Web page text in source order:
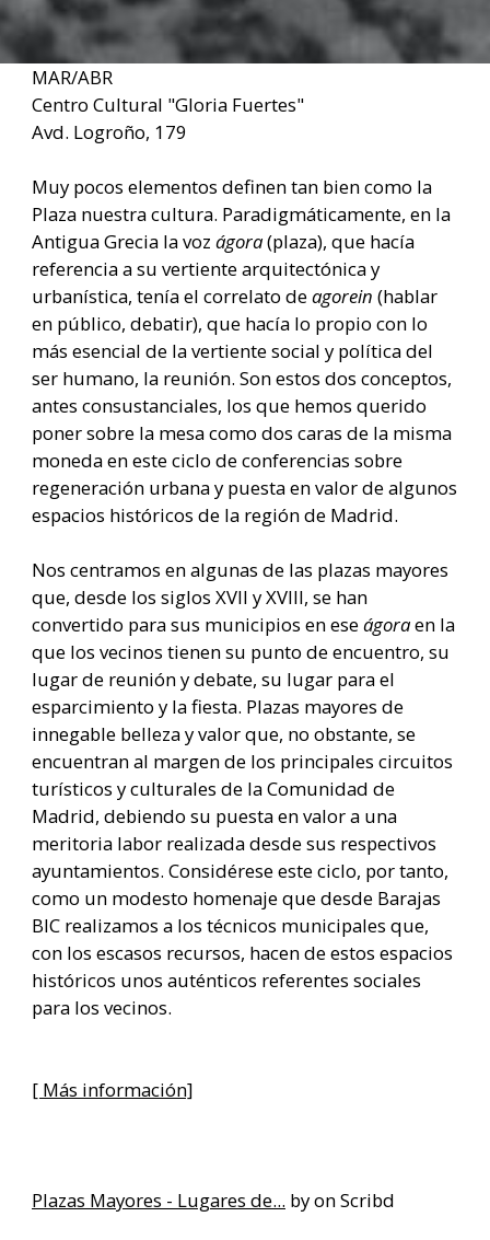
MAR/ABR
Centro Cultural "Gloria Fuertes"
Avd. Logroño, 179
Muy pocos elementos definen tan bien como la
Plaza nuestra cultura. Paradigmáticamente, en la
Antigua Grecia la voz ágora(plaza), que hacía
referencia a su vertiente arquitectónica y
urbanística, tenía el correlato deagorein (hablar
en público, debatir), que hacía lo propio con lo
más esencial de la vertiente social y política del
ser humano, la reunión. Son estos dos conceptos,
antes consustanciales, los que hemos querido
poner sobre la mesa como dos caras de la misma
moneda en este ciclo de conferencias sobre
regeneración urbana y puesta en valor de algunos
espacios históricos de la región de Madrid.
Nos centramos en algunas de las plazas mayores
que, desde los siglos XVII y XVIII, se han
convertido para sus municipios en eseágoraen la
que los vecinos tienen su punto de encuentro, su
lugar de reunión y debate, su lugar para el
esparcimiento y la fiesta. Plazas mayores de
innegable belleza y valor que, no obstante, se
encuentran al margen de los principales circuitos
turísticos y culturales de la Comunidad de
Madrid, debiendo su puesta en valor a una
meritoria labor realizada desde sus respectivos
ayuntamientos. Considérese este ciclo, por tanto,
como un modesto homenaje que desde Barajas
BIC realizamos a los técnicos municipales que,
con los escasos recursos, hacen de estos espacios
históricos unos auténticos referentes sociales
para los vecinos.
[ Más información]
Plazas Mayores - Lugares de... by on Scribd